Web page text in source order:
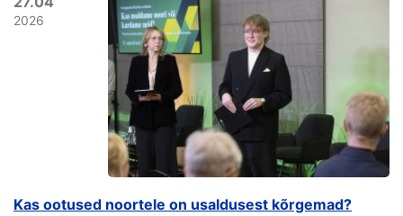
2026
Kas ootused noortele on usaldusest kõrgemad?